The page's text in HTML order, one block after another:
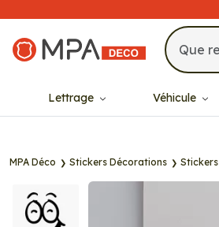
MPA Déco
Lettrage Véhicule
MPA Déco Stickers Décorations